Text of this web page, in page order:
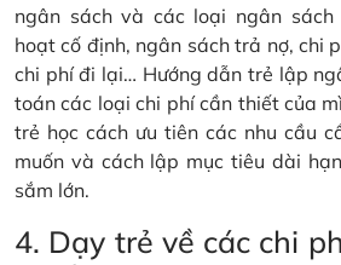
ngân sách và các loại ngân sách
hoạt cố định, ngân sách trả nợ, chi
chi phí đi lại… Hướng dẫn trẻ lập
toán các loại chi phí cần thiết của
trẻ học cách ưu tiên các nhu cầu
muốn và cách lập mục tiêu dài
sắm lớn.
4. Dạy trẻ về các chi